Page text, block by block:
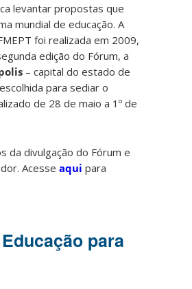
levantar propostas que
mundial de educação. A
foi realizada em 2009,
edição do Fórum, a
– capital do estado de
para sediar o
de 28 de maio a 1º de
da divulgação do Fórum e
Acesseaquipara
para